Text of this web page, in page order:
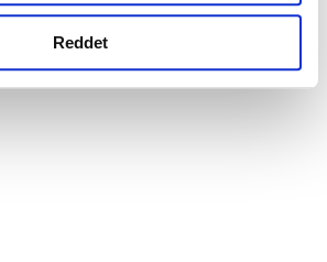
işleme faaliyetleri ile ilgili daha
için lütfentıklayınız.
Reddet